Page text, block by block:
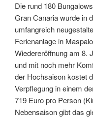
Die rund 180
Gran Canaria wurde in
umfangreich
Ferienanlage in
Wiedereröffnung am 8.
und mit noch mehr
der Hochsaison kostet
Verpflegung in einem
719 Euro pro Person
Nebensaison gibt das